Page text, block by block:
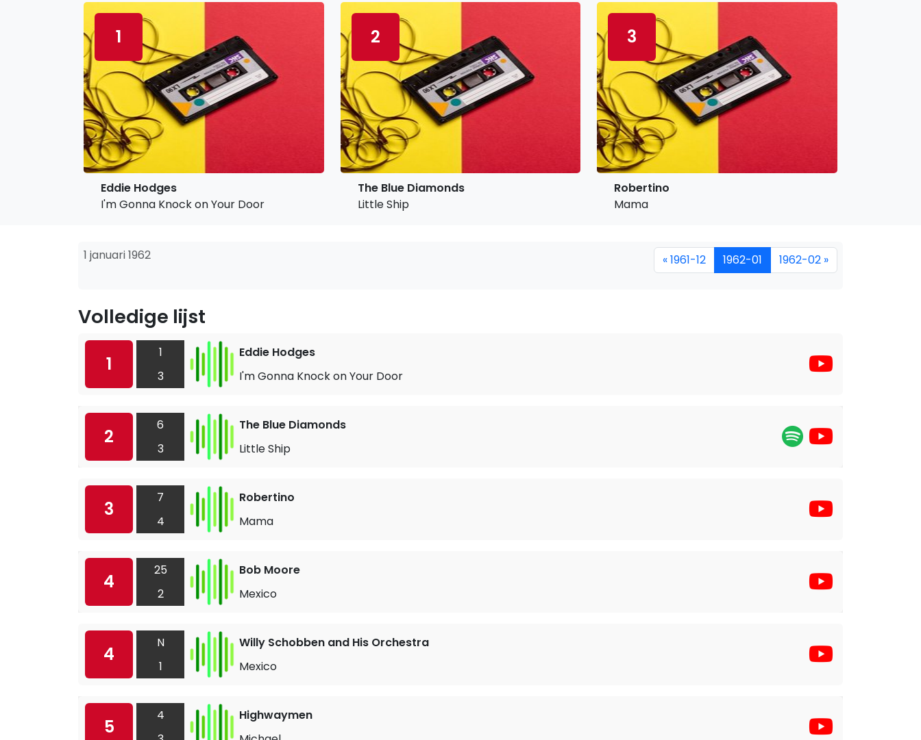
1
Eddie Hodges
I'm Gonna Knock on Your Door
2
The Blue Diamonds
Little Ship
3
Robertino
Mama
1 januari 1962 « 1961-12 1962-01 1962-02 »
Volledige lijst
1
1
3
Eddie Hodges
I'm Gonna Knock on Your Door
2
6
3
The Blue Diamonds
Little Ship
3
7
4
Robertino
Mama
4
25
2
Bob Moore
Mexico
4
N
1
Willy Schobben and His Orchestra
Mexico
5
4
Highwaymen